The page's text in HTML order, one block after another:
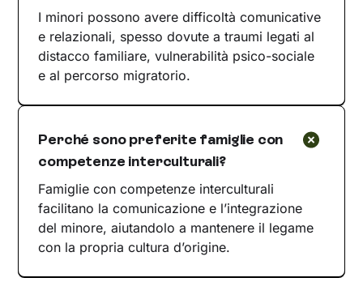
I minori possono avere difficoltà comunicative
e relazionali, spesso dovute a traumi legati al
distacco familiare, vulnerabilità psico-sociale
e al percorso migratorio.
Perché sono preferite famiglie con
competenze interculturali?
Famiglie con competenze interculturali
facilitano la comunicazione e l’integrazione
del minore, aiutandolo a mantenere il legame
con la propria cultura d’origine.